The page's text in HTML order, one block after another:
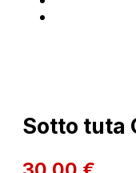
Sotto tuta